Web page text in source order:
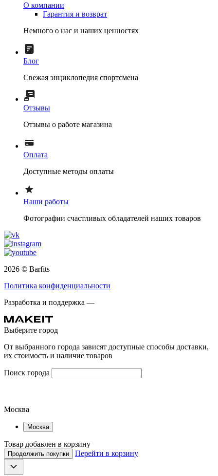
О компании
Гарантия и возврат
Немного о нас и наших ценностях
Блог
Свежая энциклопедия спортсмена
Отзывы
Отзывы о работе магазина
Оплата
Доступные методы оплаты
Наши работы
Фотографии счастливых обладателей наших товаров
2026 © Barfits
Политика конфиденциальности
Разработка и поддержка —
Выберите город
От выбранного города зависят доступные способы доставки,
их стоимость и наличие товаров
Поиск города
Москва
Москва
Товар добавлен в корзину
Продолжить покупки Перейти в корзину